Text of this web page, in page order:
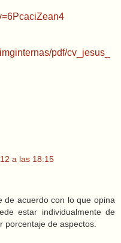
pdf/cv_jesus_
a las 18:15
de acuerdo con lo que opina
estar individualmente de
porcentaje de aspectos.